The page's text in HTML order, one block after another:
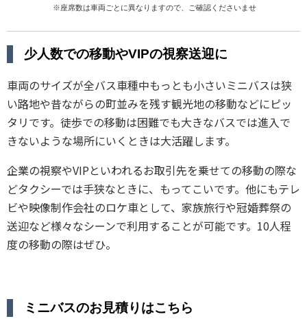
少人数での移動やVIPの視察送迎に
車両のサイズが全バス車種中もっとも小さいミニバスは狭
い路地や昔ながらの町並みを残す観光地の移動などにピッ
タリです。徒歩での移動は困難でも大きなバスでは進入で
きないような場所にいくときは大活躍します。
企業の視察やVIPといわれるお取引先を乗せての移動の際な
どタクシーでは手狭なときに、もってこいです。他にもテレ
ビや映像制作会社のロケ車として、家族旅行や冠婚葬祭の
送迎など様々なシーンで利用することが可能です。10人程
度の移動の際はぜひ。
ミニバスのお見積りはこちら